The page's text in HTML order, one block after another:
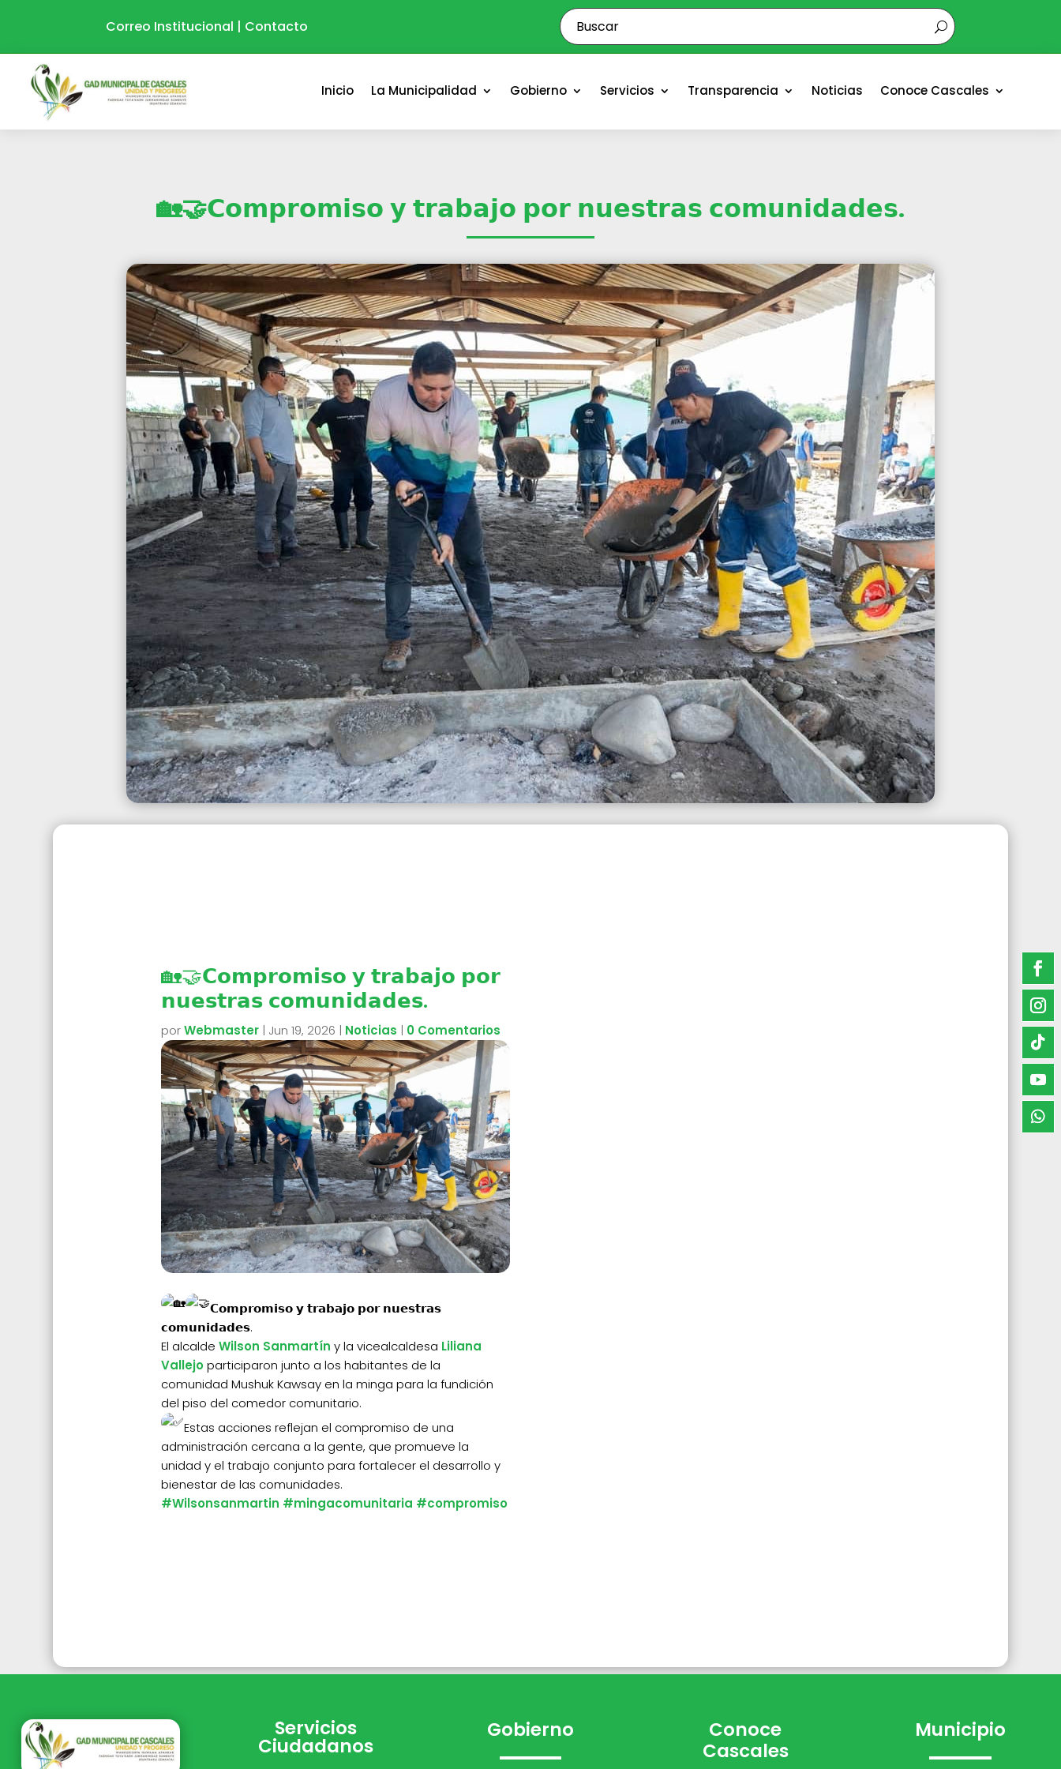
Correo Institucional | Contacto
Inicio La Municipalidad Gobierno Servicios Transparencia Noticias Conoce Cascales
🏡🤝𝗖𝗼𝗺𝗽𝗿𝗼𝗺𝗶𝘀𝗼 𝘆 𝘁𝗿𝗮𝗯𝗮𝗷𝗼 𝗽𝗼𝗿 𝗻𝘂𝗲𝘀𝘁𝗿𝗮𝘀 𝗰𝗼𝗺𝘂𝗻𝗶𝗱𝗮𝗱𝗲𝘀.
🏡🤝𝗖𝗼𝗺𝗽𝗿𝗼𝗺𝗶𝘀𝗼 𝘆 𝘁𝗿𝗮𝗯𝗮𝗷𝗼 𝗽𝗼𝗿
𝗻𝘂𝗲𝘀𝘁𝗿𝗮𝘀 𝗰𝗼𝗺𝘂𝗻𝗶𝗱𝗮𝗱𝗲𝘀.
porWebmaster | Jun 19, 2026 | Noticias | 0 Comentarios
𝗖𝗼𝗺𝗽𝗿𝗼𝗺𝗶𝘀𝗼 𝘆 𝘁𝗿𝗮𝗯𝗮𝗷𝗼 𝗽𝗼𝗿 𝗻𝘂𝗲𝘀𝘁𝗿𝗮𝘀
𝗰𝗼𝗺𝘂𝗻𝗶𝗱𝗮𝗱𝗲𝘀.
El alcaldeWilson Sanmartín y la vicealcaldesa Liliana
Vallejoparticiparon junto a los habitantes de la
comunidad Mushuk Kawsay en la minga para la fundición
del piso del comedor comunitario.
Estas acciones reflejan el compromiso de una
administración cercana a la gente, que promueve la
unidad y el trabajo conjunto para fortalecer el desarrollo y
bienestar de las comunidades.
#Wilsonsanmartin #mingacomunitaria #compromiso
Servicios
Ciudadanos
Gobierno
Conoce
Cascales
Municipio